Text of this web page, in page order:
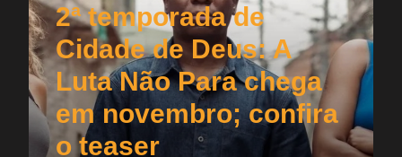
2ª temporada de
Cidade de Deus: A
Luta Não Para chega
em novembro; confira
o teaser